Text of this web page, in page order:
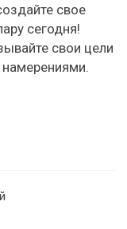
свое
сегодня!
свои цели